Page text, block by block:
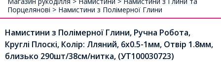
Порцелянові > Намистини з Полімерної Глини
Намистини з Полімерної Глини, Ручна Робота,
Круглі Плоскі, Колір: Лляний, 6x0.5-1мм, Отвір 1.8мм,
близько 290шт/38см/нитка, (УТ100030723)